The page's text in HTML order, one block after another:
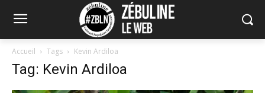
Accueil Tags Kevin Ardiloa
Tag: Kevin Ardiloa